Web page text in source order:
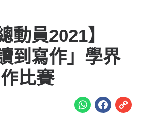
動員2021】
到寫作」學界
比賽